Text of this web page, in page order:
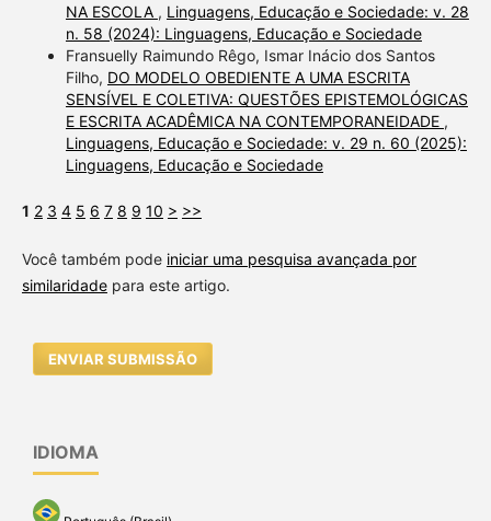
NA ESCOLA , Linguagens, Educação e Sociedade: v. 28
n. 58 (2024): Linguagens, Educação e Sociedade
Fransuelly Raimundo Rêgo, Ismar Inácio dos Santos
Filho, DO MODELO OBEDIENTE A UMA ESCRITA
SENSÍVEL E COLETIVA: QUESTÕES EPISTEMOLÓGICAS
E ESCRITA ACADÊMICA NA CONTEMPORANEIDADE ,
Linguagens, Educação e Sociedade: v. 29 n. 60 (2025):
Linguagens, Educação e Sociedade
1 2 3 4 5 6 7 8 9 10 > >>
Você também pode iniciar uma pesquisa avançada por
similaridadepara este artigo.
ENVIAR SUBMISSÃO
IDIOMA